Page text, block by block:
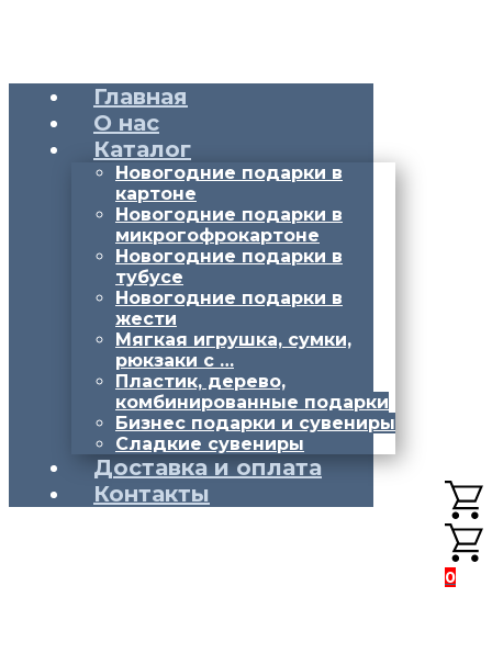
Главная
О нас
Каталог
Новогодние подарки в
картоне
Новогодние подарки в
микрогофрокартоне
Новогодние подарки в
тубусе
Новогодние подарки в
жести
Мягкая игрушка, сумки,
рюкзаки с …
Пластик, дерево,
комбинированные подарки
Бизнес подарки и сувениры
Сладкие сувениры
Доставка и оплата
Контакты
0